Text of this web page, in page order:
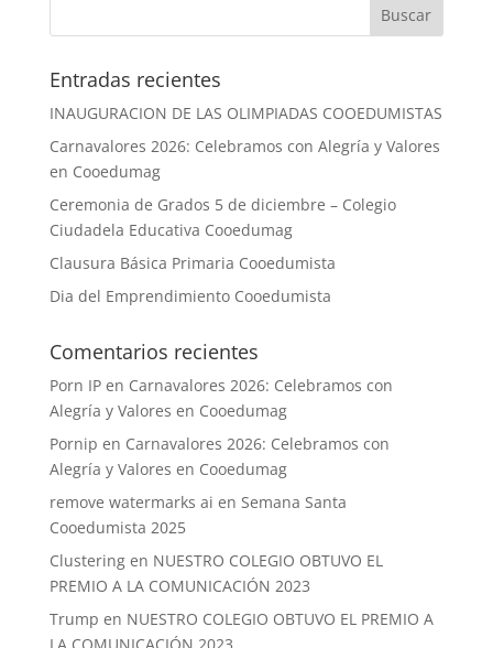
Entradas recientes
INAUGURACION DE LAS OLIMPIADAS COOEDUMISTAS
Carnavalores 2026: Celebramos con Alegría y Valores
en Cooedumag
Ceremonia de Grados 5 de diciembre – Colegio
Ciudadela Educativa Cooedumag
Clausura Básica Primaria Cooedumista
Dia del Emprendimiento Cooedumista
Comentarios recientes
Porn IPen Carnavalores 2026: Celebramos con
Alegría y Valores en Cooedumag
Pornip en Carnavalores 2026: Celebramos con
Alegría y Valores en Cooedumag
remove watermarks ai en Semana Santa
Cooedumista 2025
Clusteringen NUESTRO COLEGIO OBTUVO EL
PREMIO A LA COMUNICACIÓN 2023
Trump en NUESTRO COLEGIO OBTUVO EL PREMIO A